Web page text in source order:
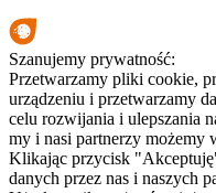
Szanujemy prywatność:
Przetwarzamy pliki cookie,
urządzeniu i przetwarzamy
celu rozwijania i ulepszania
my i nasi partnerzy możemy
Klikając przycisk
danych przez nas i naszych